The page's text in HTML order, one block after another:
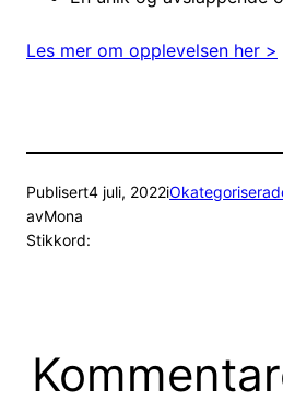
Les mer om opplevelsen her >
Publisert4 juli, 2022i
avMona
Stikkord: